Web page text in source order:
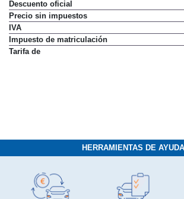
Descuento oficial
Precio sin impuestos
IVA
Impuesto de matriculación
Tarifa de
HERRAMIENTAS DE AYUDA